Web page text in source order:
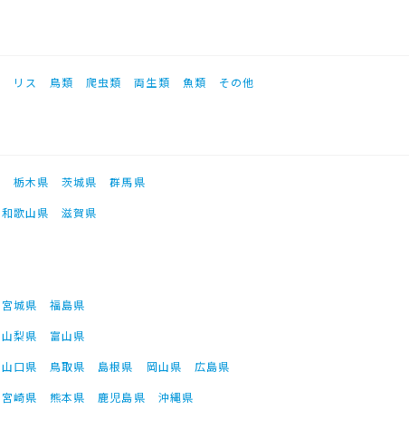
リス 鳥類 爬虫類 両生類 魚類 その他
栃木県 茨城県
群馬県
和歌山県
滋賀県
宮城県
福島県
山梨県
富山県
山口県 鳥取県 島根県 岡山県
広島県
宮崎県 熊本県 鹿児島県 沖縄県